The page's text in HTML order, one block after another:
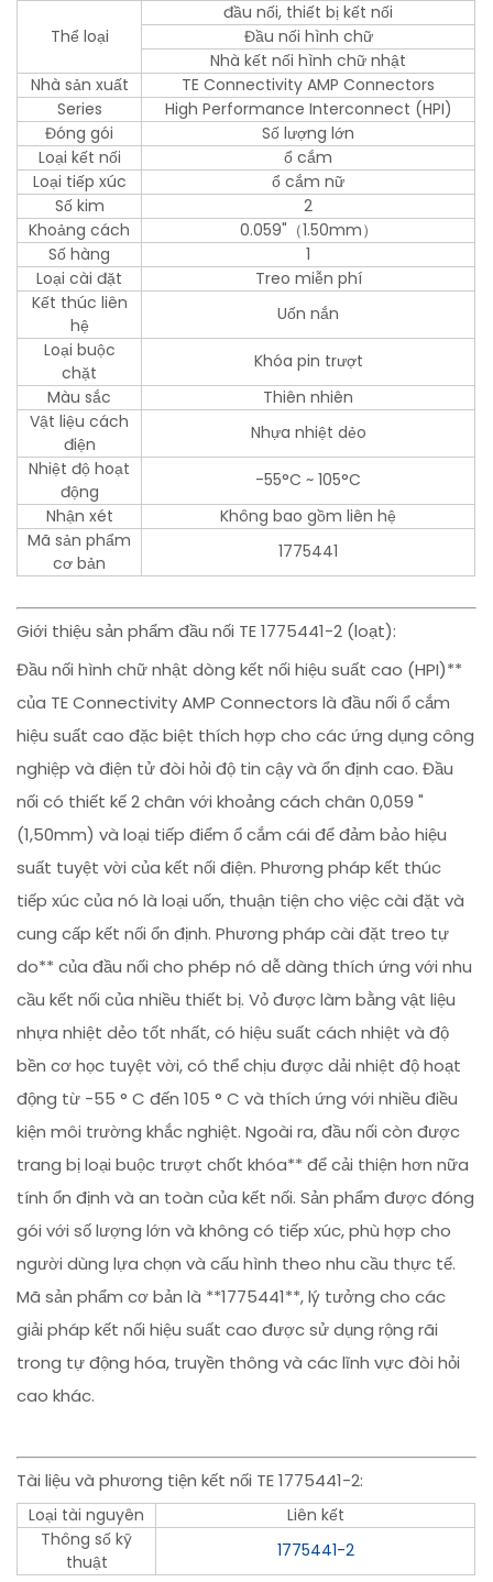
Thể loại
đầu nối, thiết bị kết nối
Đầu nối hình chữ
Nhà kết nối hình chữ nhật
Nhà sản xuất
TE Connectivity AMP Connectors
Series
High Performance Interconnect (HPI)
Đóng gói
Số lượng lớn
Loại kết nối
ổ cắm
Loại tiếp xúc
ổ cắm nữ
Số kim
2
Khoảng cách
0.059"（1.50mm）
Số hàng
1
Loại cài đặt
Treo miễn phí
Kết thúc liên
hệ
Uốn nắn
Loại buộc
chặt
Khóa pin trượt
Màu sắc
Thiên nhiên
Vật liệu cách
điện
Nhựa nhiệt dẻo
Nhiệt độ hoạt
động
-55°C ~ 105°C
Nhận xét
Không bao gồm liên hệ
Mã sản phẩm
cơ bản
1775441
Giới thiệu sản phẩm đầu nối TE 1775441-2 (loạt):
Đầu nối hình chữ nhật dòng kết nối hiệu suất cao (HPI)**
của TE Connectivity AMP Connectors là đầu nối ổ cắm
hiệu suất cao đặc biệt thích hợp cho các ứng dụng công
nghiệp và điện tử đòi hỏi độ tin cậy và ổn định cao. Đầu
nối có thiết kế 2 chân với khoảng cách chân 0,059 "
(1,50mm) và loại tiếp điểm ổ cắm cái để đảm bảo hiệu
suất tuyệt vời của kết nối điện. Phương pháp kết thúc
tiếp xúc của nó là loại uốn, thuận tiện cho việc cài đặt và
cung cấp kết nối ổn định. Phương pháp cài đặt treo tự
do** của đầu nối cho phép nó dễ dàng thích ứng với nhu
cầu kết nối của nhiều thiết bị. Vỏ được làm bằng vật liệu
nhựa nhiệt dẻo tốt nhất, có hiệu suất cách nhiệt và độ
bền cơ học tuyệt vời, có thể chịu được dải nhiệt độ hoạt
động từ -55 ° C đến 105 ° C và thích ứng với nhiều điều
kiện môi trường khắc nghiệt. Ngoài ra, đầu nối còn được
trang bị loại buộc trượt chốt khóa** để cải thiện hơn nữa
tính ổn định và an toàn của kết nối. Sản phẩm được đóng
gói với số lượng lớn và không có tiếp xúc, phù hợp cho
người dùng lựa chọn và cấu hình theo nhu cầu thực tế.
Mã sản phẩm cơ bản là **1775441**, lý tưởng cho các
giải pháp kết nối hiệu suất cao được sử dụng rộng rãi
trong tự động hóa, truyền thông và các lĩnh vực đòi hỏi
cao khác.
Tài liệu và phương tiện kết nối TE 1775441-2:
Loại tài nguyên
Liên kết
Thông số kỹ
thuật
1775441-2